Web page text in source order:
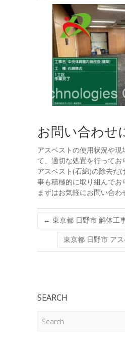
お問い合わせ
アスベストの使用状況や現
て、適切な処置を行ってお
アスベスト(石綿)の除去だ
事も積極的に取り組んでお
まずはお気軽にお問い合わ
← 東京都 日野市 解体工
東京都 日野市 ア
SEARCH